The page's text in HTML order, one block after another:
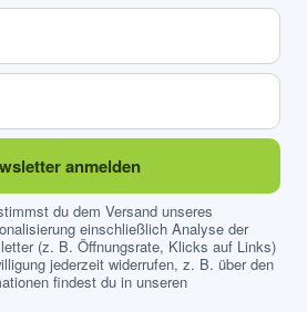
anmelden
du dem Versand unseres
einschließlich Analyse der
(z. B. Öffnungsrate, Klicks auf Links)
jederzeit widerrufen, z. B. über den
findest du in unseren